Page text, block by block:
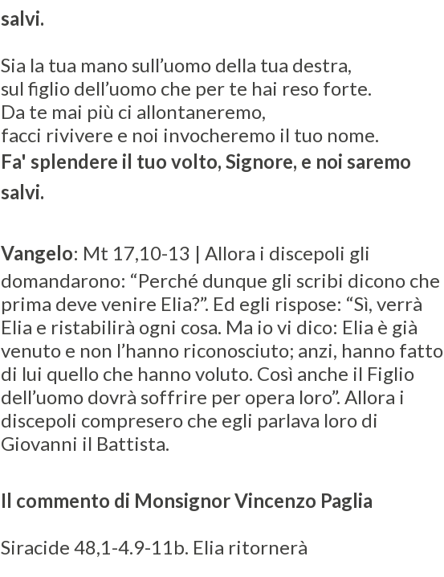
salvi.
Sia la tua mano sull’uomo della tua destra,
sul figlio dell’uomo che per te hai reso forte.
Da te mai più ci allontaneremo,
facci rivivere e noi invocheremo il tuo nome.
Fa' splendere il tuo volto, Signore, e noi saremo
salvi.
Vangelo: Mt 17,10-13 | Allora i discepoli gli
domandarono: “Perché dunque gli scribi dicono che
prima deve venire Elia?”. Ed egli rispose: “Sì, verrà
Elia e ristabilirà ogni cosa. Ma io vi dico: Elia è già
venuto e non l’hanno riconosciuto; anzi, hanno fatto
di lui quello che hanno voluto. Così anche il Figlio
dell’uomo dovrà soffrire per opera loro”. Allora i
discepoli compresero che egli parlava loro di
Giovanni il Battista.
Il commento di Monsignor Vincenzo Paglia
Siracide 48,1-4.9-11b. Elia ritornerà